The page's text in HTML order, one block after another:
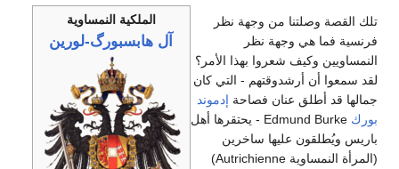
الملكية النمساوية
آل هابسبورگ-لورين
تلك القصة وصلتنا من وجهة نظر
فرنسية فما هي وجهة نظر
النمساويين وكيف شعروا بهذا الأمر؟
لقد سمعوا أن أرشدوقتهم - التي كان
جمالها قد أطلق عنان فصاحة إدموند
بورك
Edmund Burke - يحتقرها أهل
باريس ويُطلقون عليها ساخرين
(المرأة النمساوية Autrichienne)